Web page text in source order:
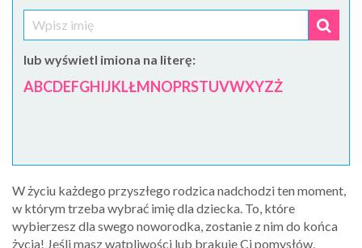
lub wyświetl imiona na literę:
ABCDEFGHIJKLŁMNOPRSTUVWXYZŻ
W życiu każdego przyszłego rodzica nadchodzi ten moment,
w którym trzeba wybrać imię dla dziecka. To, które
wybierzesz dla swego noworodka, zostanie z nim do końca
życia! Jeśli masz wątpliwości lub brakuje Ci pomysłów,